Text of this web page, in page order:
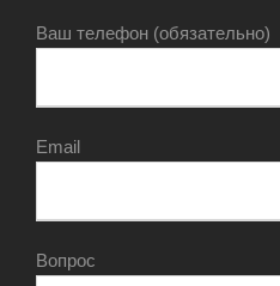
Ваш телефон (обязательно)
Email
Вопрос